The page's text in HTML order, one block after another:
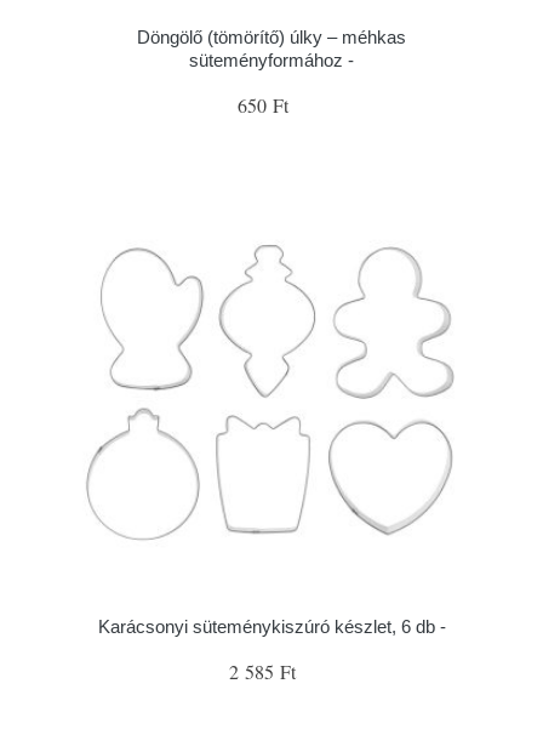
Döngölő (tömörítő) úlky – méhkas
süteményformához -
650 Ft
Karácsonyi süteménykiszúró készlet, 6 db -
2 585 Ft